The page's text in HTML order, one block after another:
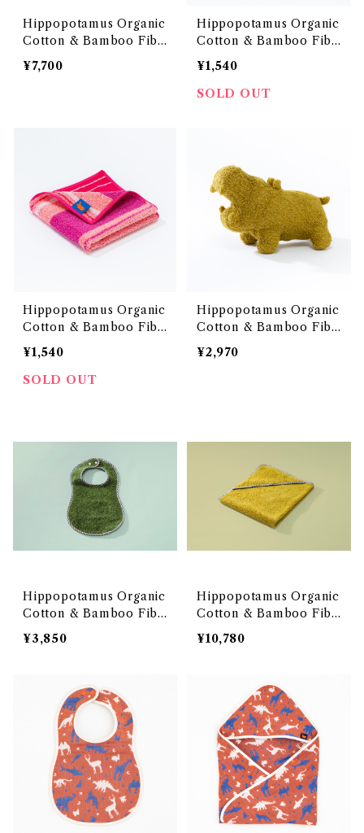
Hippopotamus Organic
Cotton & Bamboo Fibe
r Towel <Beach Sandal
Slippers> OEKO-TEX1
¥7,700
Hippopotamus Organic
Cotton & Bamboo Fibe
r Towel <Handkerchief
> OEKO-TEX100 エコテ
ックス100国際認証取得 オ
¥1,540
SOLD OUT
Hippopotamus Organic
Cotton & Bamboo Fibe
r Towel <Handkerchief
HAMAM> OEKO-TEX1
00 エコテックス100国際認
カチーフ ハマム柄>
¥1,540
SOLD OUT
Hippopotamus Organic
Cotton & Bamboo Fibe
r Towel <Logos Stuffed
Hippopotamus> OEKO
ス」<ロゴぬいぐるみ>
¥2,970
Hippopotamus Organic
Cotton & Bamboo Fibe
r Towel <Baby Bibs> O
EKO-TEX100 エコテック
のタオルシリーズ 「ヒポポタ
マス」<ベビースタイ>
¥3,850
Hippopotamus Organic
Cotton & Bamboo Fibe
r Towel <Baby Towel S
waddle> OEKO-TEX10
証取得 オーガニックコット
ンと竹再生繊維のタオルシ
リーズ 「ヒポポタマス」<ベ
ビーおくるみ>
¥10,780